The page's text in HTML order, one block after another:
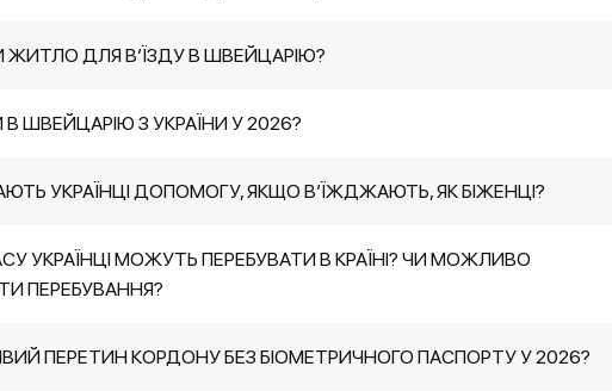
ДЛЯ В’ЇЗДУ В ШВЕЙЦАРІЮ?
В ШВЕЙЦАРІЮ З УКРАЇНИ У 2026?
УКРАЇНЦІ ДОПОМОГУ, ЯКЩО В’ЇЖДЖАЮТЬ, ЯК БІЖЕНЦІ?
УКРАЇНЦІ МОЖУТЬ ПЕРЕБУВАТИ В КРАЇНІ? ЧИ МОЖЛИВО
ПЕРЕБУВАННЯ?
ПЕРЕТИН КОРДОНУ БЕЗ БІОМЕТРИЧНОГО ПАСПОРТУ У 2026?